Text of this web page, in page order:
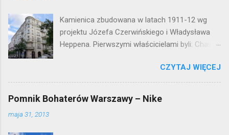
Kamienica zbudowana w latach 1911-12 wg
projektu Józefa Czerwińskiego i Władysława
Heppena. Pierwszymi właścicielami byli: Chaim
kamienica była zamieszkała przez
pracowników Elektrowni Warszawskiej. Ten
okazały budynek wyszedł bez szwanku z II
wojny światowej. Lokalizacja: Śródmieście
CZYTAJ WIĘCEJ
Pomnik Bohaterów Warszawy – Nike
maja 31, 2013